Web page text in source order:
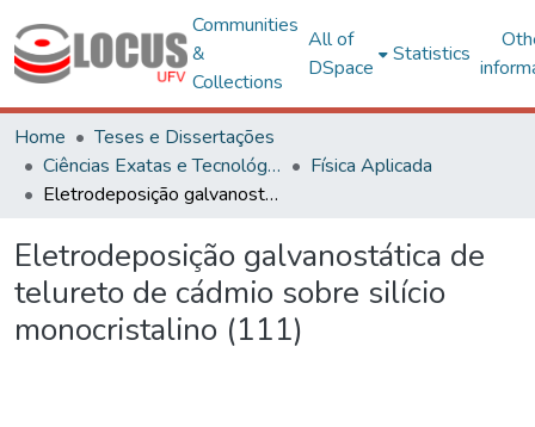
Communities
&
Collections
All of
DSpace
Statistics
Home
Teses e Dissertações
Ciências Exatas e Tecnológicas
Física Aplicada
Eletrodeposição galvanostática de telureto de cádmio sobre silício monocristalino (111)
Eletrodeposição galvanostática de
telureto de cádmio sobre silício
monocristalino (111)